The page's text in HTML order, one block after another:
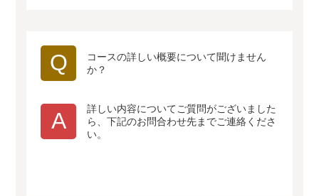
Q
コースの詳しい概要について聞けません
か？
A
詳しい内容についてご質問がございました
ら、下記のお問合わせ先までご連絡くださ
い。